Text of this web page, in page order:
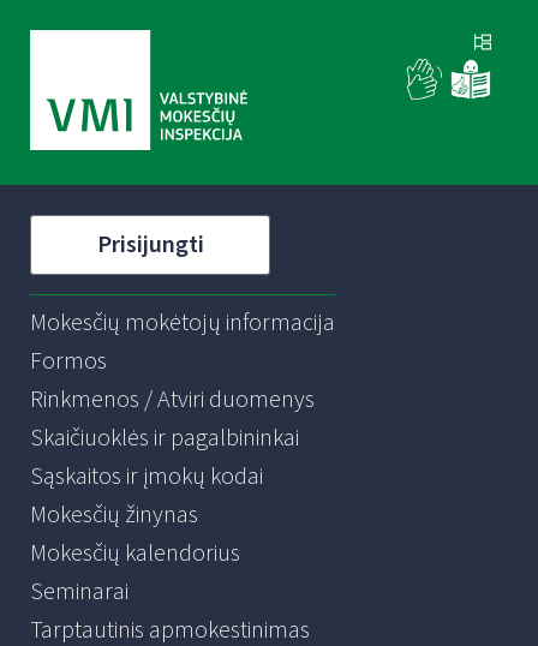
Prisijungti
Mokesčių mokėtojų informacija
Formos
Rinkmenos / Atviri duomenys
Skaičiuoklės ir pagalbininkai
Sąskaitos ir įmokų kodai
Mokesčių žinynas
Mokesčių kalendorius
Seminarai
Tarptautinis apmokestinimas